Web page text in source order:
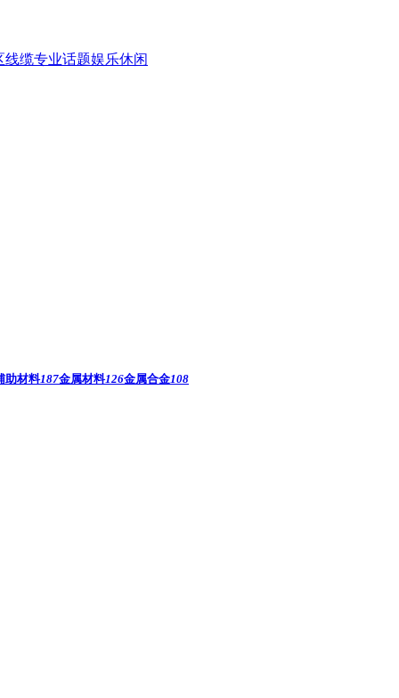
线缆专业话题娱乐休闲
助材料187金属材料126金属合金108